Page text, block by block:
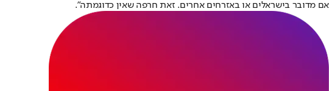
אם מדובר בישראלים או באזרחים אחרים. זאת חרפה שאין כדוגמתה".